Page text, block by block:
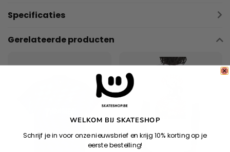
Specificaties
Gerelateerde producten
WELKOM BIJ SKATESHOP
Schrijf je in voor onze nieuwsbrief en krijg 10% korting op je
eerste bestelling!